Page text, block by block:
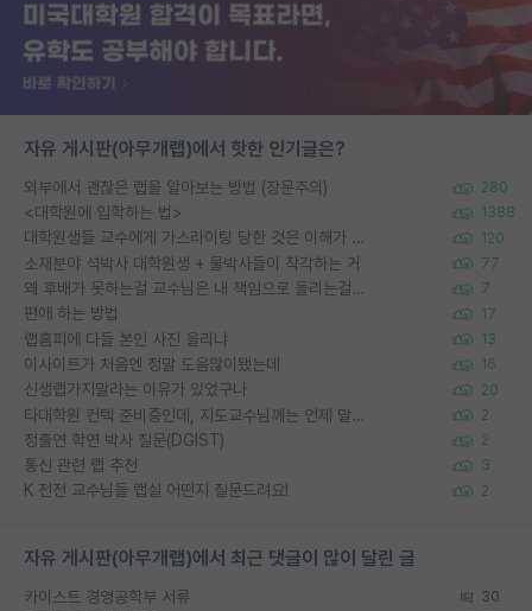
자유 게시판(아무개랩)에서 핫한 인기글은?
외부에서 괜찮은 랩을 알아보는 방법 (장문주의) 280
<대학원에 입학하는 법> 1388
대학원생들 교수에게 가스라이팅 당한 것은 이해가 갑니다. 안타깝네요. 120
소재분야 석박사 대학원생 + 물박사들이 착각하는 거 77
왜 후배가 못하는걸 교수님은 내 책임으로 돌리는걸까요? 7
편애 하는 방법 17
랩홈피에 다들 본인 사진 올리냐 13
이사이트가 처음엔 정말 도움많이됐는데 16
신생랩가지말라는 이유가 있었구나 20
타대학원 컨텍 준비중인데, 지도교수님께는 언제 말씀드려야 할까요? 2
정출연 학연 박사 질문(DGIST) 2
통신 관련 랩 추천 3
K 전전 교수님들 랩실 어떤지 질문드려요! 2
자유 게시판(아무개랩)에서 최근 댓글이 많이 달린 글
카이스트 경영공학부 서류 30